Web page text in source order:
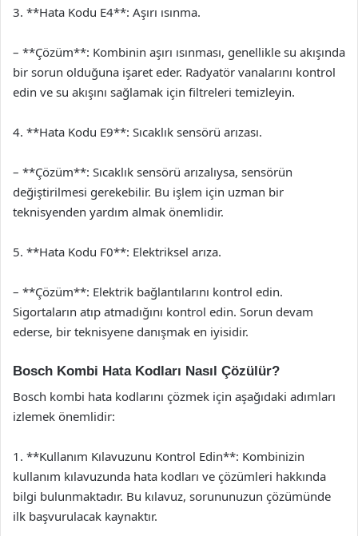
3. **Hata Kodu E4**: Aşırı ısınma.
– **Çözüm**: Kombinin aşırı ısınması, genellikle su akışında
bir sorun olduğuna işaret eder. Radyatör vanalarını kontrol
edin ve su akışını sağlamak için filtreleri temizleyin.
4. **Hata Kodu E9**: Sıcaklık sensörü arızası.
– **Çözüm**: Sıcaklık sensörü arızalıysa, sensörün
değiştirilmesi gerekebilir. Bu işlem için uzman bir
teknisyenden yardım almak önemlidir.
5. **Hata Kodu F0**: Elektriksel arıza.
– **Çözüm**: Elektrik bağlantılarını kontrol edin.
Sigortaların atıp atmadığını kontrol edin. Sorun devam
ederse, bir teknisyene danışmak en iyisidir.
Bosch Kombi Hata Kodları Nasıl Çözülür?
Bosch kombi hata kodlarını çözmek için aşağıdaki adımları
izlemek önemlidir:
1. **Kullanım Kılavuzunu Kontrol Edin**: Kombinizin
kullanım kılavuzunda hata kodları ve çözümleri hakkında
bilgi bulunmaktadır. Bu kılavuz, sorununuzun çözümünde
ilk başvurulacak kaynaktır.